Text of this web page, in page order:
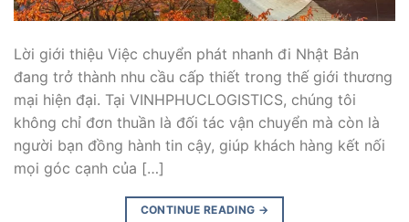
Lời giới thiệu Việc chuyển phát nhanh đi Nhật Bản
đang trở thành nhu cầu cấp thiết trong thế giới thương
mại hiện đại. Tại VINHPHUCLOGISTICS, chúng tôi
không chỉ đơn thuần là đối tác vận chuyển mà còn là
người bạn đồng hành tin cậy, giúp khách hàng kết nối
mọi góc cạnh của […]
CONTINUE READING →